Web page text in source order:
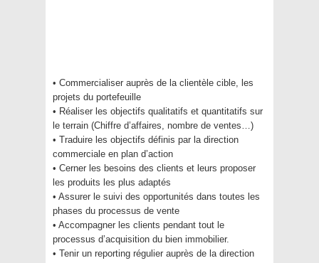
• Commercialiser auprès de la clientèle cible, les
projets du portefeuille
• Réaliser les objectifs qualitatifs et quantitatifs sur
le terrain (Chiffre d’affaires, nombre de ventes…)
• Traduire les objectifs définis par la direction
commerciale en plan d’action
• Cerner les besoins des clients et leurs proposer
les produits les plus adaptés
• Assurer le suivi des opportunités dans toutes les
phases du processus de vente
• Accompagner les clients pendant tout le
processus d’acquisition du bien immobilier.
• Tenir un reporting régulier auprès de la direction